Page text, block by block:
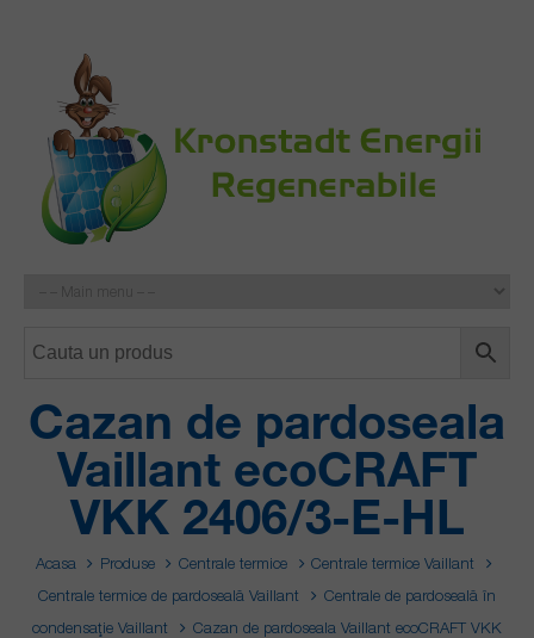
Cazan de pardoseala
Vaillant ecoCRAFT
VKK 2406/3-E-HL
Acasa Produse Centrale termice
Centrale termice Vaillant
Centrale termice de pardoseală Vaillant
Centrale de pardoseală în
condensaţie Vaillant
Cazan de pardoseala Vaillant ecoCRAFT VKK